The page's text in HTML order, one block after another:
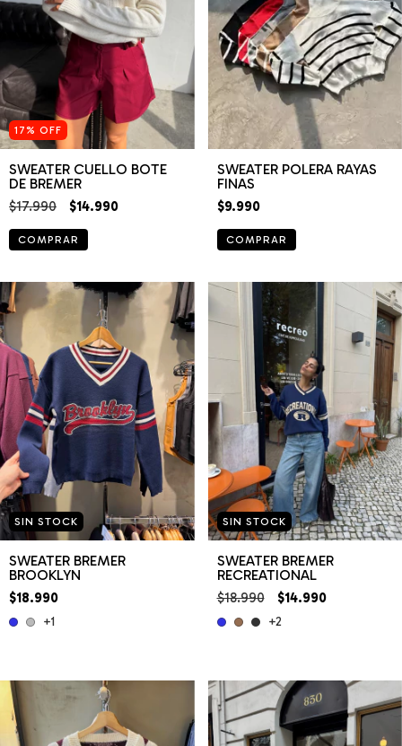
17% OFF
SWEATER CUELLO BOTE
DE BREMER
$17.990 $14.990
COMPRAR
SWEATER POLERA RAYAS
FINAS
$9.990
COMPRAR
SIN STOCK
SWEATER BREMER
BROOKLYN
$18.990
+1
SIN STOCK
SWEATER BREMER
RECREATIONAL
$18.990 $14.990
+2